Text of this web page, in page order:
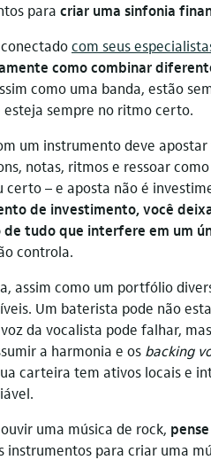
para criar uma sinfonia
conectadocom seus
como combinar
como uma banda, estão
sempre no ritmo certo.
um instrumento deve
notas, ritmos e ressoar
– e aposta não é
de investimento, você
tudo que interfere em um
controla.
assim como um portfólio
Um baterista pode não
da vocalista pode falhar,
a harmonia e os backing
carteira tem ativos locais e
uma música de rock,
instrumentos para criar uma